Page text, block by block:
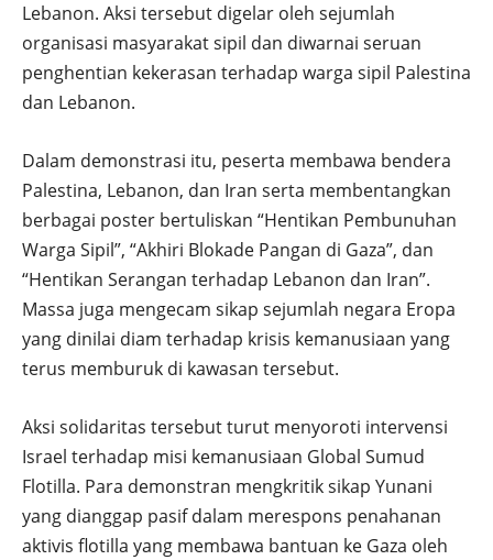
Lebanon. Aksi tersebut digelar oleh sejumlah
organisasi masyarakat sipil dan diwarnai seruan
penghentian kekerasan terhadap warga sipil Palestina
dan Lebanon.
Dalam demonstrasi itu, peserta membawa bendera
Palestina, Lebanon, dan Iran serta membentangkan
berbagai poster bertuliskan “Hentikan Pembunuhan
Warga Sipil”, “Akhiri Blokade Pangan di Gaza”, dan
“Hentikan Serangan terhadap Lebanon dan Iran”.
Massa juga mengecam sikap sejumlah negara Eropa
yang dinilai diam terhadap krisis kemanusiaan yang
terus memburuk di kawasan tersebut.
Aksi solidaritas tersebut turut menyoroti intervensi
Israel terhadap misi kemanusiaan Global Sumud
Flotilla. Para demonstran mengkritik sikap Yunani
yang dianggap pasif dalam merespons penahanan
aktivis flotilla yang membawa bantuan ke Gaza oleh